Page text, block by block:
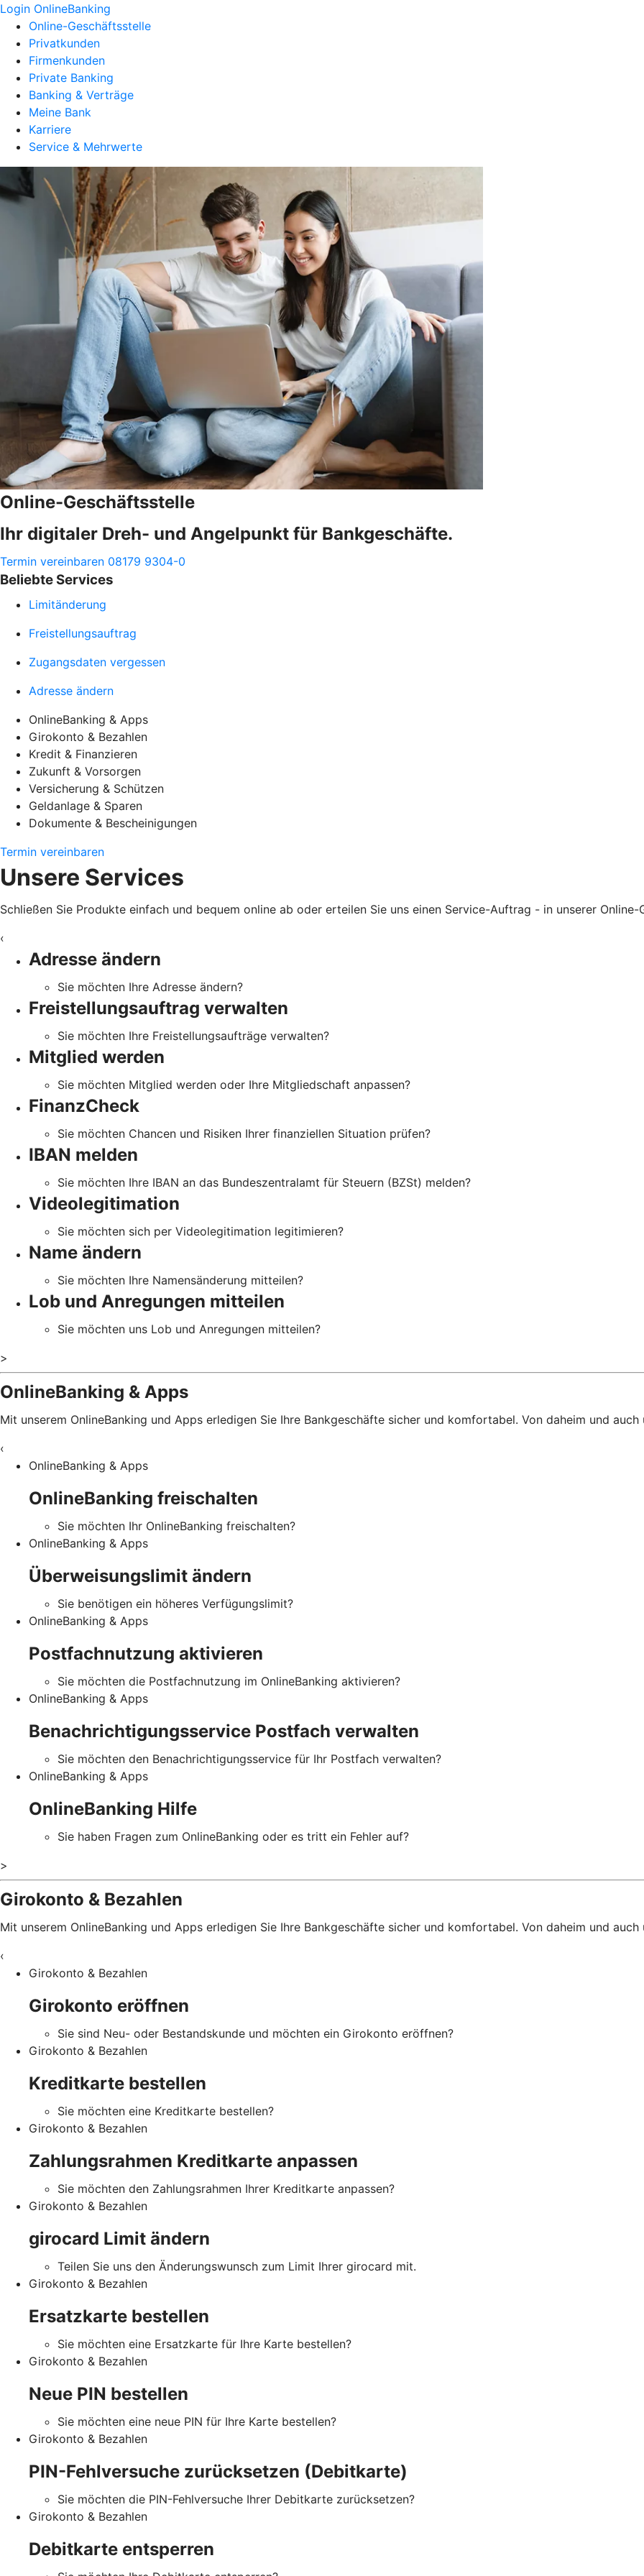
Login OnlineBanking
Online-Geschäftsstelle
Privatkunden
Firmenkunden
Private Banking
Banking & Verträge
Meine Bank
Karriere
Service & Mehrwerte
Online-Geschäftsstelle
Ihr digitaler Dreh- und Angelpunkt für Bankgeschäfte.
Termin vereinbaren 08179 9304-0
Beliebte Services
Limitänderung
Freistellungsauftrag
Zugangsdaten vergessen
Adresse ändern
OnlineBanking & Apps
Girokonto & Bezahlen
Kredit & Finanzieren
Zukunft & Vorsorgen
Versicherung & Schützen
Geldanlage & Sparen
Dokumente & Bescheinigungen
Termin vereinbaren
Unsere Services
Schließen Sie Produkte einfach und bequem online ab oder erteilen Sie uns einen Service-Auftrag - in unserer Online-
‹
Adresse ändern
Sie möchten Ihre Adresse ändern?
Freistellungsauftrag verwalten
Sie möchten Ihre Freistellungsaufträge verwalten?
Mitglied werden
Sie möchten Mitglied werden oder Ihre Mitgliedschaft anpassen?
FinanzCheck
Sie möchten Chancen und Risiken Ihrer finanziellen Situation prüfen?
IBAN melden
Sie möchten Ihre IBAN an das Bundeszentralamt für Steuern (BZSt) melden?
Videolegitimation
Sie möchten sich per Videolegitimation legitimieren?
Name ändern
Sie möchten Ihre Namensänderung mitteilen?
Lob und Anregungen mitteilen
Sie möchten uns Lob und Anregungen mitteilen?
>
OnlineBanking & Apps
Mit unserem OnlineBanking und Apps erledigen Sie Ihre Bankgeschäfte sicher und komfortabel. Von daheim und auch
‹
OnlineBanking & Apps
OnlineBanking freischalten
Sie möchten Ihr OnlineBanking freischalten?
OnlineBanking & Apps
Überweisungslimit ändern
Sie benötigen ein höheres Verfügungslimit?
OnlineBanking & Apps
Postfachnutzung aktivieren
Sie möchten die Postfachnutzung im OnlineBanking aktivieren?
OnlineBanking & Apps
Benachrichtigungsservice Postfach verwalten
Sie möchten den Benachrichtigungsservice für Ihr Postfach verwalten?
OnlineBanking & Apps
OnlineBanking Hilfe
Sie haben Fragen zum OnlineBanking oder es tritt ein Fehler auf?
>
Girokonto & Bezahlen
Mit unserem OnlineBanking und Apps erledigen Sie Ihre Bankgeschäfte sicher und komfortabel. Von daheim und auch
‹
Girokonto & Bezahlen
Girokonto eröffnen
Sie sind Neu- oder Bestandskunde und möchten ein Girokonto eröffnen?
Girokonto & Bezahlen
Kreditkarte bestellen
Sie möchten eine Kreditkarte bestellen?
Girokonto & Bezahlen
Zahlungsrahmen Kreditkarte anpassen
Sie möchten den Zahlungsrahmen Ihrer Kreditkarte anpassen?
Girokonto & Bezahlen
girocard Limit ändern
Teilen Sie uns den Änderungswunsch zum Limit Ihrer girocard mit.
Girokonto & Bezahlen
Ersatzkarte bestellen
Sie möchten eine Ersatzkarte für Ihre Karte bestellen?
Girokonto & Bezahlen
Neue PIN bestellen
Sie möchten eine neue PIN für Ihre Karte bestellen?
Girokonto & Bezahlen
PIN-Fehlversuche zurücksetzen (Debitkarte)
Sie möchten die PIN-Fehlversuche Ihrer Debitkarte zurücksetzen?
Girokonto & Bezahlen
Debitkarte entsperren